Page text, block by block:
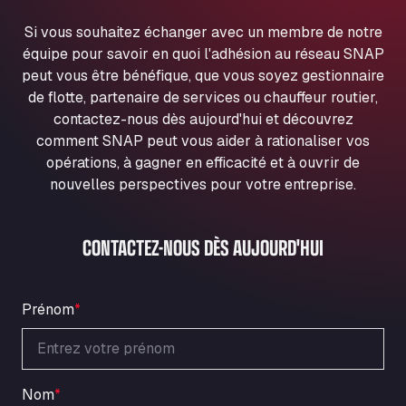
Aqua Ariva GmbH
Marie-Curie-Straße 24, 68219
Aral Autohof Bockel
An der Autobahn 1, 27404
ARAL Autohof Bockenem
Oppelner Str. 1, 31167
ARAL Autohof Merklingen
Schellweilerstraße 1, 66871
Ardleigh South Services
a120 westbound, CO77SL
Area 47 Hermanos Rico
Si vous souhaitez échanger avec un membre de notre
équipe pour savoir en quoi l'adhésion au réseau SNAP
peut vous être bénéfique, que vous soyez gestionnaire
de flotte, partenaire de services ou chauffeur routier,
contactez-nous dès aujourd'hui et découvrez
comment SNAP peut vous aider à rationaliser vos
opérations, à gagner en efficacité et à ouvrir de
nouvelles perspectives pour votre entreprise.
CONTACTEZ-NOUS DÈS AUJOURD'HUI
Prénom*
Nom*